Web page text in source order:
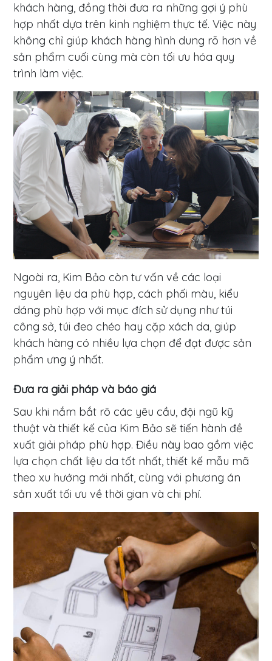
Viet Nam
khách hàng, đồng thời đưa ra những gợi ý phù
hợp nhất dựa trên kinh nghiệm thực tế. Việc này
không chỉ giúp khách hàng hình dung rõ hơn về
sản phẩm cuối cùng mà còn tối ưu hóa quy
trình làm việc.
Ngoài ra, Kim Bảo còn tư vấn về các loại
nguyên liệu da phù hợp, cách phối màu, kiểu
dáng phù hợp với mục đích sử dụng như túi
công sở, túi đeo chéo hay cặp xách da, giúp
khách hàng có nhiều lựa chọn để đạt được sản
phẩm ưng ý nhất.
Đưa ra giải pháp và báo giá
Sau khi nắm bắt rõ các yêu cầu, đội ngũ kỹ
thuật và thiết kế của Kim Bảo sẽ tiến hành đề
xuất giải pháp phù hợp. Điều này bao gồm việc
lựa chọn chất liệu da tốt nhất, thiết kế mẫu mã
theo xu hướng mới nhất, cùng với phương án
sản xuất tối ưu về thời gian và chi phí.